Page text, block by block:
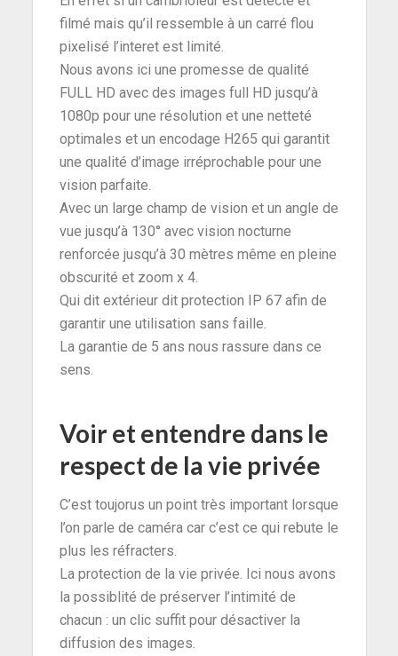
filmé mais qu’il ressemble à un carré flou
pixelisé l’interet est limité.
Nous avons ici une promesse de qualité
FULL HD avec des images full HD jusqu’à
1080p pour une résolution et une netteté
optimales et un encodage H265 qui garantit
une qualité d’image irréprochable pour une
vision parfaite.
Avec un large champ de vision et un angle de
vue jusqu’à 130° avec vision nocturne
renforcée jusqu’à 30 mètres même en pleine
obscurité et zoom x 4.
Qui dit extérieur dit protection IP 67 afin de
garantir une utilisation sans faille.
La garantie de 5 ans nous rassure dans ce
sens.
Voir et entendre dans le
respect de la vie privée
C’est toujorus un point très important lorsque
l’on parle de caméra car c’est ce qui rebute le
plus les réfracters.
La protection de la vie privée. Ici nous avons
la possiblité de préserver l’intimité de
chacun : un clic suffit pour désactiver la
diffusion des images.